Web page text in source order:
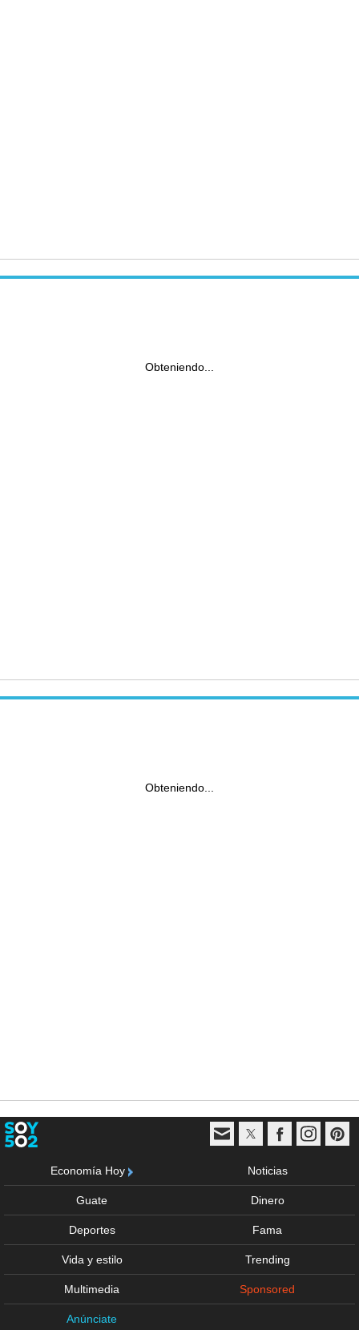
Obteniendo...
Obteniendo...
Economía Hoy Noticias
Guate Dinero
Deportes Fama
Vida y estilo Trending
Multimedia Sponsored
Anúnciate